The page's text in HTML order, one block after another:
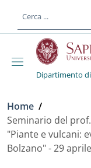
al contenuto
Dipartimento
Briciole di pane
Home /
Seminario del
"Piante e vulcani:
Bolzano" - 29